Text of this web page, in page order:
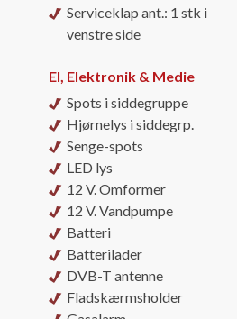
Serviceklap ant.: 1 stk i
venstre side
El, Elektronik & Medie
Spots i siddegruppe
Hjørnelys i siddegrp.
Senge-spots
LED lys
12 V. Omformer
12 V. Vandpumpe
Batteri
Batterilader
DVB-T antenne
Fladskærmsholder